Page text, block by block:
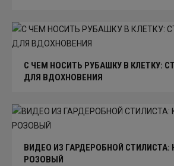
C ЧЕМ НОСИТЬ РУБАШКУ В КЛЕТКУ:
ДЛЯ ВДОХНОВЕНИЯ
ВИДЕО ИЗ ГАРДЕРОБНОЙ СТИЛИСТА:
РОЗОВЫЙ